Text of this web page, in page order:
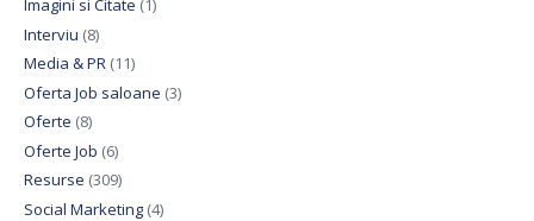
Imagini si Citate (1)
Interviu (8)
Media & PR(11)
Oferta Job saloane (3)
Oferte (8)
Oferte Job (6)
Resurse (309)
Social Marketing(4)